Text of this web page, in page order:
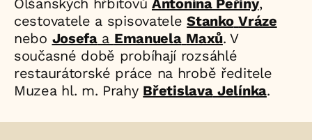
Olšanských hřbitovů Antonína Peřiny,
cestovatele a spisovateleStanko Vráze
nebo Josefaa Emanuela Maxů. V
současné době probíhají rozsáhlé
restaurátorské práce na hrobě ředitele
Muzea hl. m. Prahy Břetislava Jelínka.